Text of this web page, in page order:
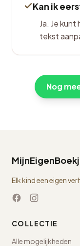
Kan ik
Ja. Je
tekst
Nog
Elk kind een eigen
COLLECTIE
Alle mogelijkheden